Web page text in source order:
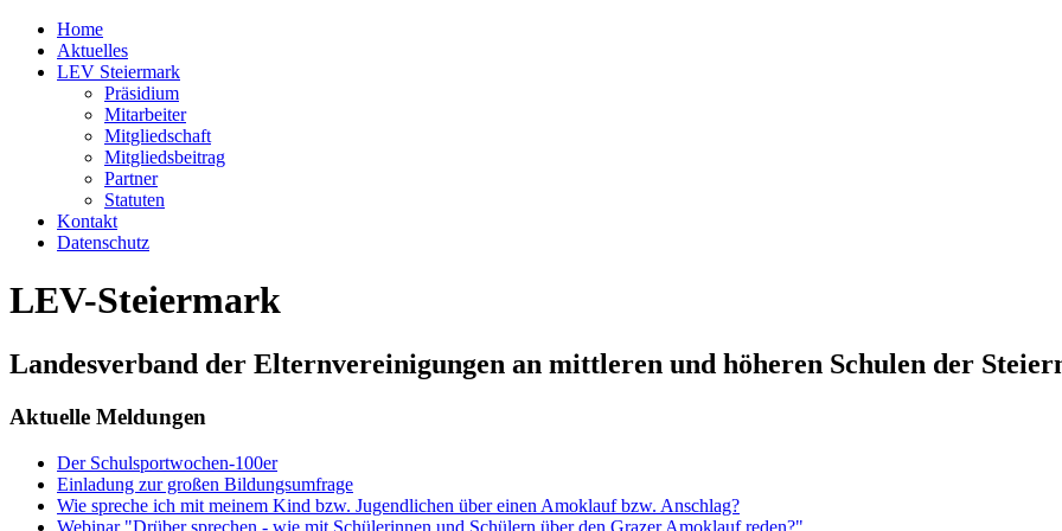
Home
Aktuelles
LEV Steiermark
Präsidium
Mitarbeiter
Mitgliedschaft
Mitgliedsbeitrag
Partner
Statuten
Kontakt
Datenschutz
LEV-Steiermark
Landesverband der Elternvereinigungen an mittleren und höheren Schulen der
Aktuelle Meldungen
Der Schulsportwochen-100er
Einladung zur großen Bildungsumfrage
Wie spreche ich mit meinem Kind bzw. Jugendlichen über einen Amoklauf bzw. Anschlag?
Webinar "Drüber sprechen - wie mit Schülerinnen und Schülern über den Grazer Amoklauf reden?"